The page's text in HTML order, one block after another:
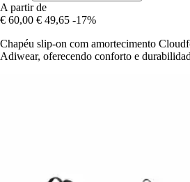
A partir de
€ 60,00 € 49,65 -17%
Chapéu slip-on com amortecimento
Adiwear, oferecendo conforto e